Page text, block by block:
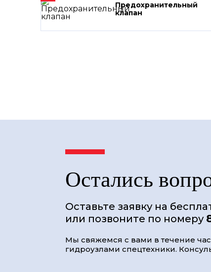
Предохранительный
клапан
Остались
Оставьте заявку на
или позвоните по номеру
Мы свяжемся с вами в течение
гидроузлами спецтехники.